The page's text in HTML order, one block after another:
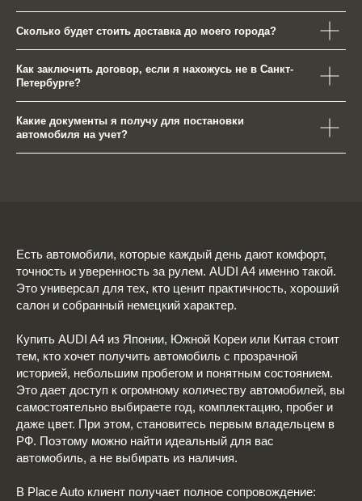
Сколько будет стоить доставка до моего города?
Как заключить договор, если я нахожусь не в Санкт-
Петербурге?
Какие документы я получу для постановки
автомобиля на учет?
Есть автомобили, которые каждый день дают комфорт,
точность и уверенность за рулем. AUDI A4 именно такой.
Это универсал для тех, кто ценит практичность, хороший
салон и собранный немецкий характер.
Купить AUDI A4 из Японии, Южной Кореи или Китая стоит
тем, кто хочет получить автомобиль с прозрачной
историей, небольшим пробегом и понятным состоянием.
Это дает доступ к огромному количеству автомобилей, вы
самостоятельно выбираете год, комплектацию, пробег и
даже цвет. При этом, становитесь первым владельцем в
РФ. Поэтому можно найти идеальный для вас
автомобиль, а не выбирать из наличия.
В Place Auto клиент получает полное сопровождение: